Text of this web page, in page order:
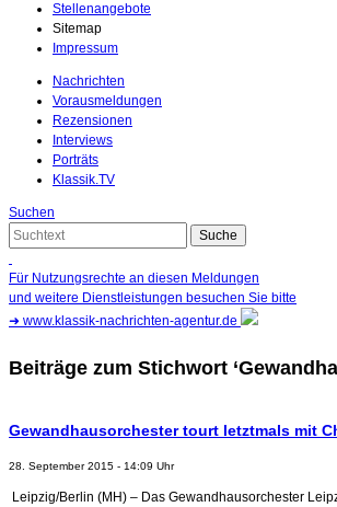
Stellenangebote
Sitemap
Impressum
Nachrichten
Vorausmeldungen
Rezensionen
Interviews
Porträts
Klassik.TV
Suchen
Für Nutzungsrechte an diesen Meldungen
und weitere Dienstleistungen besuchen Sie bitte
➜ www.klassik-nachrichten-agentur.de
Beiträge zum Stichwort
Gewandhausorchester tourt letztmals mit
28. September 2015 - 14:09 Uhr
Leipzig/Berlin (MH) – Das Gewandhausorchester